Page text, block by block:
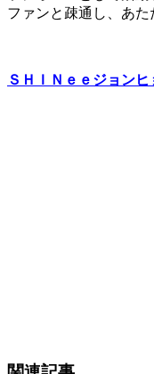
ファンと疎通し、あた
ＳＨＩＮｅｅジョン